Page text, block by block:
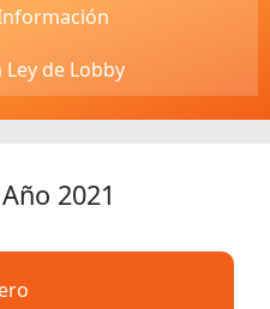
de Lobby
2021